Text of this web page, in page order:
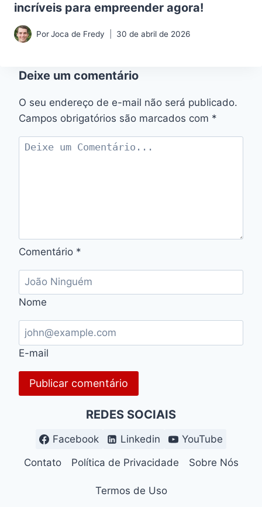
incríveis para empreender agora!
PorJoca de Fredy 30 de abril de 2026
Deixe um comentário
O seu endereço de e-mail não será publicado.
Campos obrigatórios são marcados com *
Comentário *
Nome
E-mail
REDES SOCIAIS
Facebook Linkedin YouTube
Contato Política de Privacidade Sobre Nós
Termos de Uso